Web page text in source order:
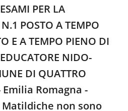
PER LA
POSTO A TEMPO
E A TEMPO PIENO DI
NIDO-
DI QUATTRO
Emilia Romagna -
non sono